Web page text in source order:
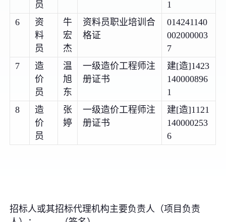
员
1
6
资
料
员
牛
宏
杰
资料员职业培训合
格证
014241140
002000003
7
7
造
价
员
温
旭
东
一级造价工程师注
册证书
建[造]1423
140000896
1
8
造
价
员
张
婷
一级造价工程师注
册证书
建[造]1121
140000253
6
招标人或其招标代理机构主要负责人（项目负责